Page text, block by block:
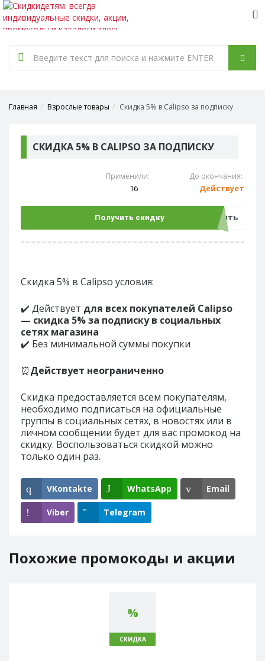
Главная Взрослые товары Скидка 5% в Calipso за подписку
СКИДКА 5% В CALIPSO ЗА ПОДПИСКУ
Применили:
16
До окончания:
Действует
Получить скидку Открыть
Скидка 5% в Calipso условия:
✔️ Действует для всех покупателей Calipso
— скидка 5% за подписку в социальных
сетях магазина
✔️ Без минимальной суммы покупки
⏰Действует неограниченно
Скидка предоставляется всем покупателям,
необходимо подписаться на официальные
группы в социальных сетях, в новостях или в
личном сообщении будет для вас промокод на
скидку. Воспользоваться скидкой можно
только один раз.
VKontakte WhatsApp Email
Viber Telegram
Похожие промокоды и акции
%
СКИДКА